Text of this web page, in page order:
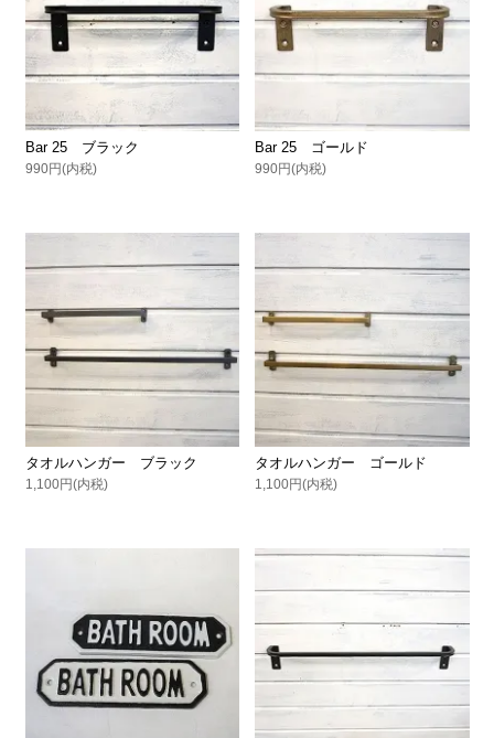
Bar 25 ブラック
990円(内税)
Bar 25 ゴールド
990円(内税)
タオルハンガー ブラック
1,100円(内税)
タオルハンガー ゴールド
1,100円(内税)